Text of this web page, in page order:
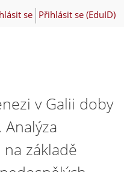
se Přihlásit se (EduID)
v Galii doby
základě